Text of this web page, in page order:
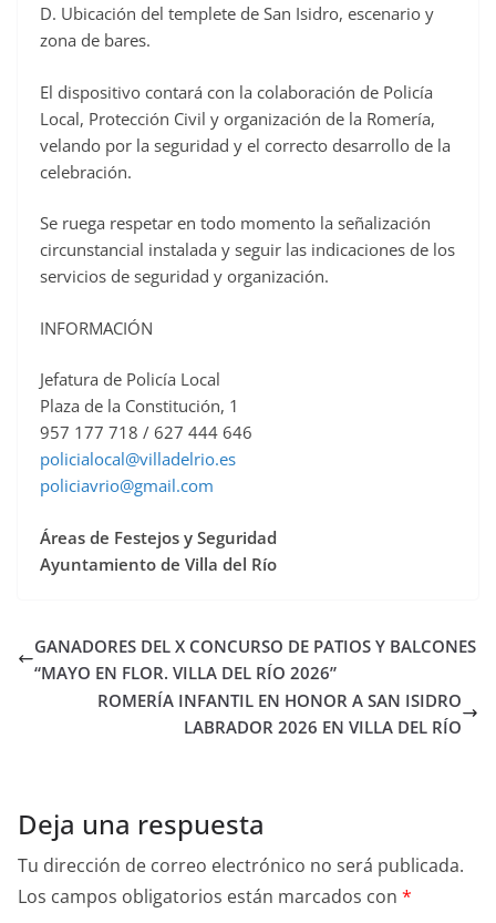
D. Ubicación del templete de San Isidro, escenario y
zona de bares.
El dispositivo contará con la colaboración de Policía
Local, Protección Civil y organización de la Romería,
velando por la seguridad y el correcto desarrollo de la
celebración.
Se ruega respetar en todo momento la señalización
circunstancial instalada y seguir las indicaciones de los
servicios de seguridad y organización.
INFORMACIÓN
Jefatura de Policía Local
Plaza de la Constitución, 1
957 177 718 / 627 444 646
policialocal@villadelrio.es
policiavrio@gmail.com
Áreas de Festejos y Seguridad
Ayuntamiento de Villa del Río
GANADORES DEL X CONCURSO DE PATIOS Y BALCONES
“MAYO EN FLOR. VILLA DEL RÍO 2026”
ROMERÍA INFANTIL EN HONOR A SAN ISIDRO
LABRADOR 2026 EN VILLA DEL RÍO
Deja una respuesta
Tu dirección de correo electrónico no será publicada.
Los campos obligatorios están marcados con *